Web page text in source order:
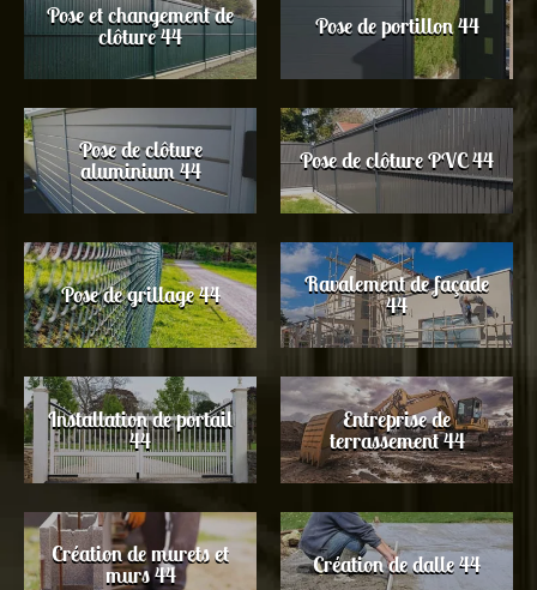
Pose et changement de
clôture 44 Pose de portillon 44
Pose de clôture
aluminium 44 Pose de clôture PVC 44
Pose de grillage 44 Ravalement de façade
44
Installation de portail
44
Entreprise de
terrassement 44
Création de murets et
murs 44 Création de dalle 44